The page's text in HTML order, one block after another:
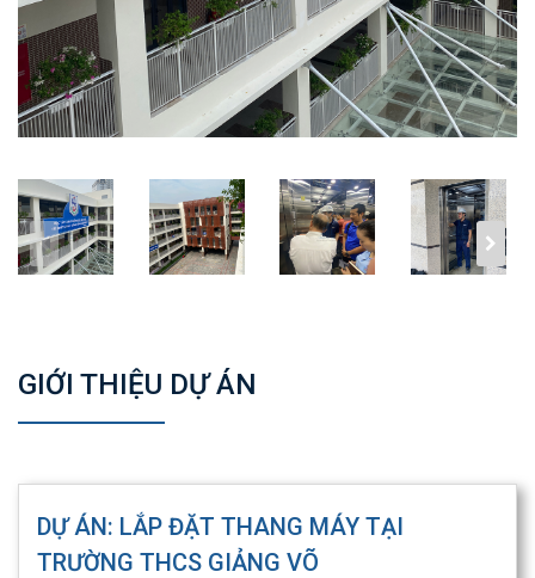
GIỚI THIỆU DỰ ÁN
DỰ ÁN: LẮP ĐẶT THANG MÁY TẠI
TRƯỜNG THCS GIẢNG VÕ